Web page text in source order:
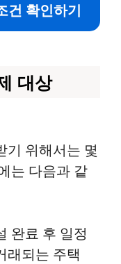
건 확인하기
대상
기 위해서는 몇
는 다음과 같
완료 후 일정
래되는 주택